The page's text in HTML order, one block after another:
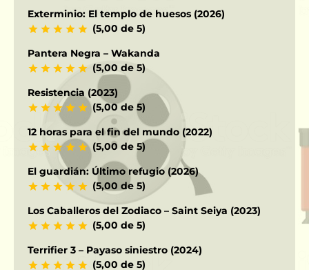
Exterminio: El templo de huesos (2026)
(5,00 de 5)
Pantera Negra – Wakanda
(5,00 de 5)
Resistencia (2023)
(5,00 de 5)
12 horas para el fin del mundo (2022)
(5,00 de 5)
El guardián: Último refugio (2026)
(5,00 de 5)
Los Caballeros del Zodiaco – Saint Seiya (2023)
(5,00 de 5)
Terrifier 3 – Payaso siniestro (2024)
(5,00 de 5)